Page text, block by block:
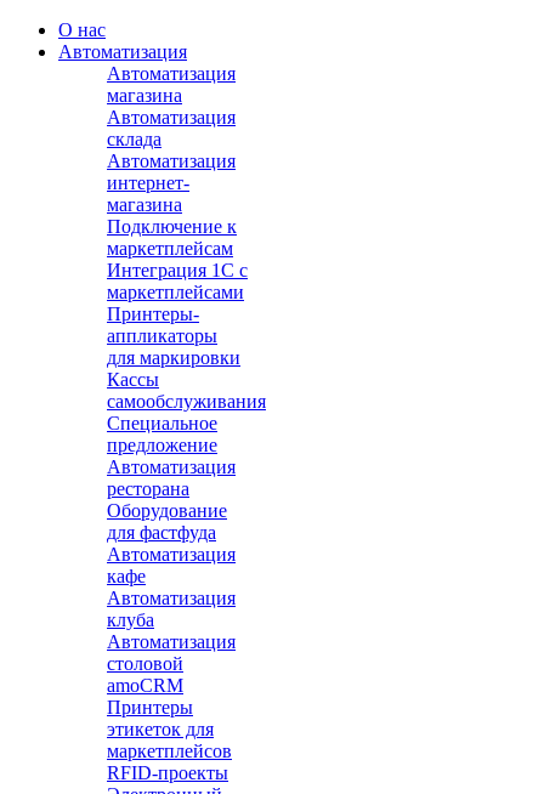
О нас
Автоматизация
Автоматизация
магазина
Автоматизация
склада
Автоматизация
интернет-
магазина
Подключение к
маркетплейсам
Интеграция 1С с
маркетплейсами
Принтеры-
аппликаторы
для маркировки
Кассы
самообслуживания
Специальное
предложение
Автоматизация
ресторана
Оборудование
для фастфуда
Автоматизация
кафе
Автоматизация
клуба
Автоматизация
столовой
amoCRM
Принтеры
этикеток для
маркетплейсов
RFID-проекты